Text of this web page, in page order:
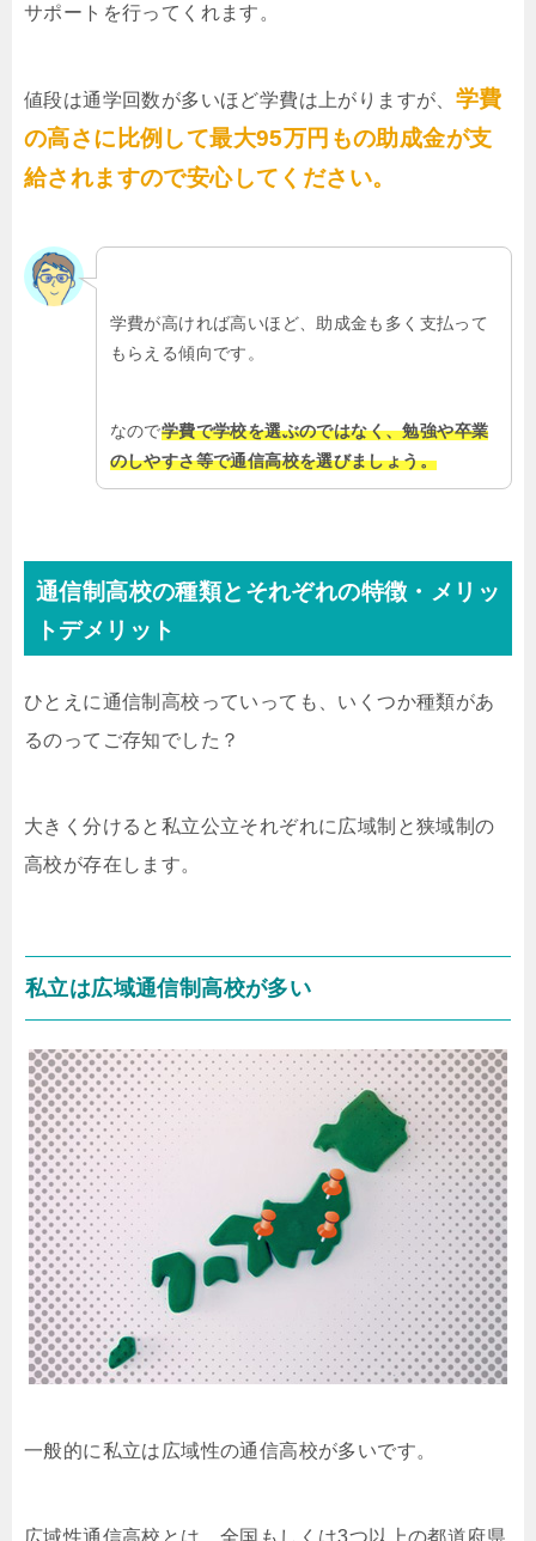
サポートを行ってくれます。
値段は通学回数が多いほど学費は上がりますが、 学費
の高さに比例して最大95万円もの助成金が支
給されますので安心してください。
学費が高ければ高いほど、助成金も多く支払って
もらえる傾向です。
なので学費で学校を選ぶのではなく、勉強や卒業
のしやすさ等で通信高校を選びましょう。
通信制高校の種類とそれぞれの特徴・メリッ
トデメリット
ひとえに通信制高校っていっても、いくつか種類があ
るのってご存知でした？
大きく分けると私立公立それぞれに広域制と狭域制の
高校が存在します。
私立は広域通信制高校が多い
一般的に私立は広域性の通信高校が多いです。